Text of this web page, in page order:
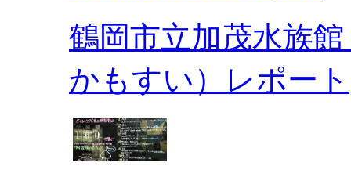
鶴岡市立加茂水族
かもすい）レポート